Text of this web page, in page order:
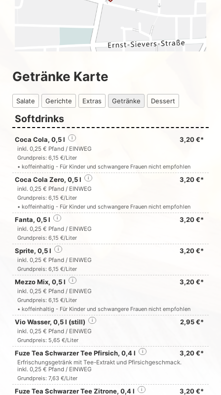
Getränke Karte
Salate Gerichte Extras Getränke Dessert
Softdrinks
Coca Cola, 0,5 l 3,20 €*
i
inkl. 0,25 € Pfand / EINWEG
Grundpreis: 6,15 €/Liter
• koffeinhaltig - Für Kinder und schwangere Frauen nicht empfohlen
Coca Cola Zero, 0,5 l 3,20 €*
i
inkl. 0,25 € Pfand / EINWEG
Grundpreis: 6,15 €/Liter
• koffeinhaltig - Für Kinder und schwangere Frauen nicht empfohlen
Fanta, 0,5 l 3,20 €*
i
inkl. 0,25 € Pfand / EINWEG
Grundpreis: 6,15 €/Liter
Sprite, 0,5 l 3,20 €*
i
inkl. 0,25 € Pfand / EINWEG
Grundpreis: 6,15 €/Liter
Mezzo Mix, 0,5 l 3,20 €*
i
inkl. 0,25 € Pfand / EINWEG
Grundpreis: 6,15 €/Liter
• koffeinhaltig - Für Kinder und schwangere Frauen nicht empfohlen
Vio Wasser, 0,5 l (still) 2,95 €*
i
inkl. 0,25 € Pfand / EINWEG
Grundpreis: 5,65 €/Liter
Fuze Tea Schwarzer Tee Pfirsich, 0,4 l 3,20 €*
i
Erfrischungsgetränk mit Tee-Extrakt und Pfirsichgeschmack.
inkl. 0,25 € Pfand / EINWEG
Grundpreis: 7,63 €/Liter
Fuze Tea Schwarzer Tee Zitrone, 0,4 l 3,20 €*
i